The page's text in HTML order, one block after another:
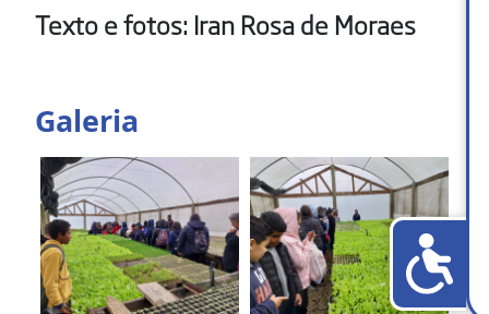
Texto e fotos: Iran Rosa de Moraes
Galeria